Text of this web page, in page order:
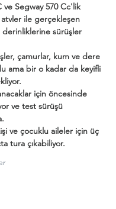
ve Segway 570 Cc'lik
ile gerçekleşen
derinliklerine sürüşler
çamurlar, kum ve dere
ama bir o kadar da keyifli
için öncesinde
ve test sürüşü
ve çocuklu aileler için üç
tura çıkabiliyor.